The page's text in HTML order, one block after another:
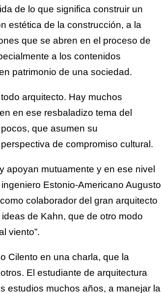
de lo que significa construir un
estética de la construcción, a la
que se abren en el proceso de
a los contenidos
patrimonio de una sociedad.
arquitecto. Hay muchos
en ese resbaladizo tema del
que asumen su
de compromiso cultural.
apoyan mutuamente y en ese nivel
Estonio-Americano Augusto
colaborador del gran arquitecto
de Kahn, que de otro modo
viento”.
Cilento en una charla, que la
El estudiante de arquitectura
estudios muchos años, a manejar la